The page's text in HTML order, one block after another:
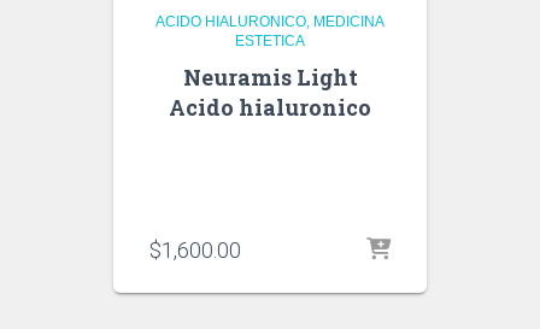
ACIDO HIALURONICO MEDICINA
ESTETICA
Neuramis Light
Acido hialuronico
$1,600.00